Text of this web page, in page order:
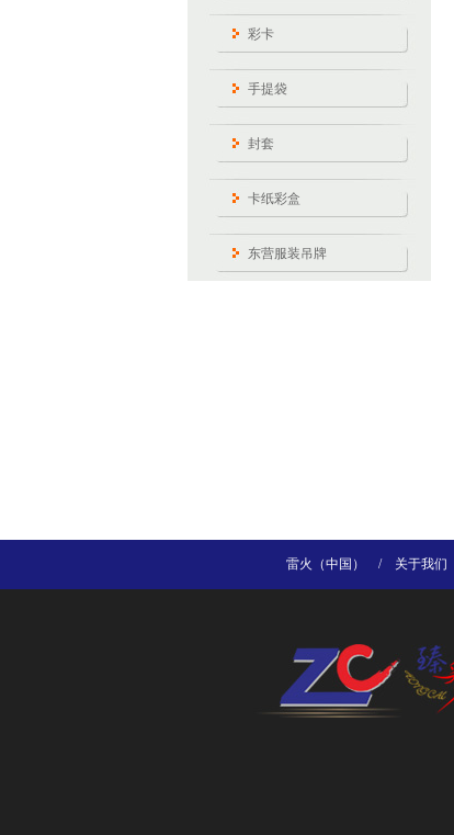
彩卡
手提袋
封套
卡纸彩盒
东营服装吊牌
雷火（中国） / 关于我们